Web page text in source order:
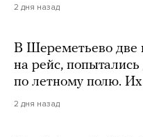
2 дня назад
В Шереметьево две
на рейс, попытались
по летному полю.
2 дня назад